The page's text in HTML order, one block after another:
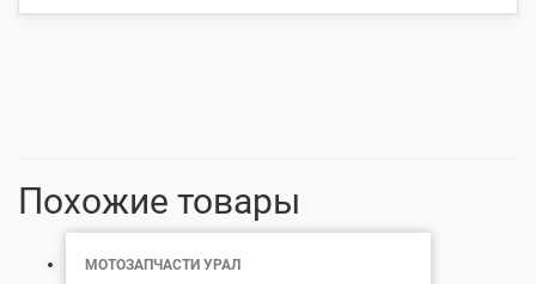
Похожие товары
МОТОЗАПЧАСТИ УРАЛ